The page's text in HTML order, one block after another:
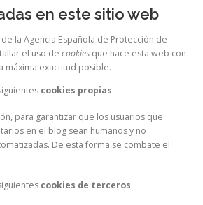
en este sitio web
la Agencia Española de Protección de
el uso de cookies que hace esta web con
máxima exactitud posible.
cookies propias:
para garantizar que los usuarios que
en el blog sean humanos y no
De esta forma se combate el
cookies de terceros: